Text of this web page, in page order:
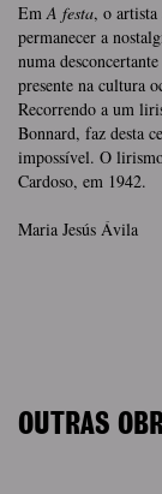
EmA festa, o artista
permanecer a
numa
presente na cultura
Recorrendo a um
Bonnard, faz desta
impossível. O
Cardoso, em 1942.
Maria Jesús Ávila
OUTRAS